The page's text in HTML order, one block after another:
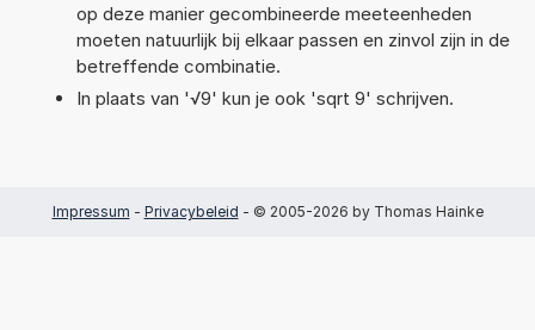
op deze manier gecombineerde meeteenheden
moeten natuurlijk bij elkaar passen en zinvol zijn in de
betreffende combinatie.
In plaats van '√9' kun je ook 'sqrt 9' schrijven.
Impressum - Privacybeleid - © 2005-2026 by Thomas Hainke